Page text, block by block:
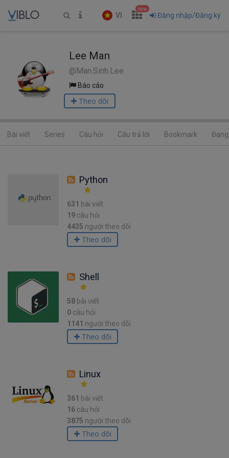
VI
new
Đăng nhập/Đăng ký
Lee Man
@Man.Sinh.Lee
Báo cáo
Theo dõi
Bài viết Series Câu hỏi Câu trả lời Bookmark
Python
631 bài viết
19 câu hỏi
4435 người theo dõi
Theo dõi
Shell
58 bài viết
0 câu hỏi
1141 người theo dõi
Theo dõi
Linux
361 bài viết
16 câu hỏi
3875 người theo dõi
Theo dõi